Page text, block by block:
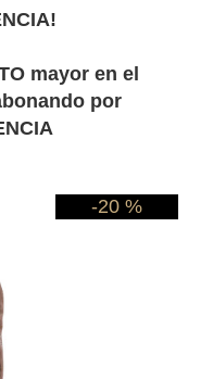
mayor en el
por
-20 %